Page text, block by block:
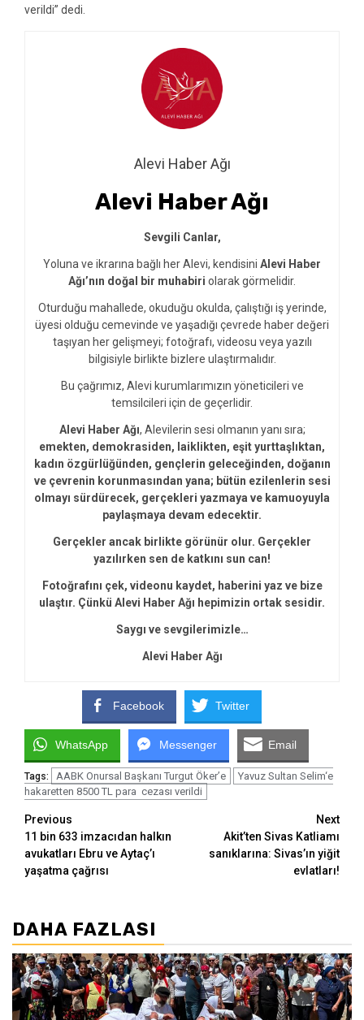
verildi” dedi.
Alevi Haber Ağı
Alevi Haber Ağı
Sevgili Canlar,
Yoluna ve ikrarına bağlı her Alevi, kendisini Alevi Haber
Ağı’nın doğal bir muhabiri olarak görmelidir.
Oturduğu mahallede, okuduğu okulda, çalıştığı iş yerinde,
üyesi olduğu cemevinde ve yaşadığı çevrede haber değeri
taşıyan her gelişmeyi; fotoğrafı, videosu veya yazılı
bilgisiyle birlikte bizlere ulaştırmalıdır.
Bu çağrımız, Alevi kurumlarımızın yöneticileri ve
temsilcileri için de geçerlidir.
Alevi Haber Ağı, Alevilerin sesi olmanın yanı sıra;
emekten, demokrasiden, laiklikten, eşit yurttaşlıktan,
kadın özgürlüğünden, gençlerin geleceğinden, doğanın
ve çevrenin korunmasından yana; bütün ezilenlerin sesi
olmayı sürdürecek, gerçekleri yazmaya ve kamuoyuyla
paylaşmaya devam edecektir.
Gerçekler ancak birlikte görünür olur. Gerçekler
yazılırken sen de katkını sun can!
Fotoğrafını çek, videonu kaydet, haberini yaz ve bize
ulaştır. Çünkü Alevi Haber Ağı hepimizin ortak sesidir.
Saygı ve sevgilerimizle…
Alevi Haber Ağı
Facebook Twitter
WhatsApp Messenger Email
Tags: AABK Onursal Başkanı Turgut Öker’e
Yavuz Sultan Selim‘e
hakaretten 8500 TL para cezası verildi
Continue
Reading
Previous
11 bin 633 imzacıdan halkın
avukatları Ebru ve Aytaç’ı
yaşatma çağrısı
Next
Akit’ten Sivas Katliamı
sanıklarına: Sivas’ın yiğit
evlatları!
DAHA FAZLASI